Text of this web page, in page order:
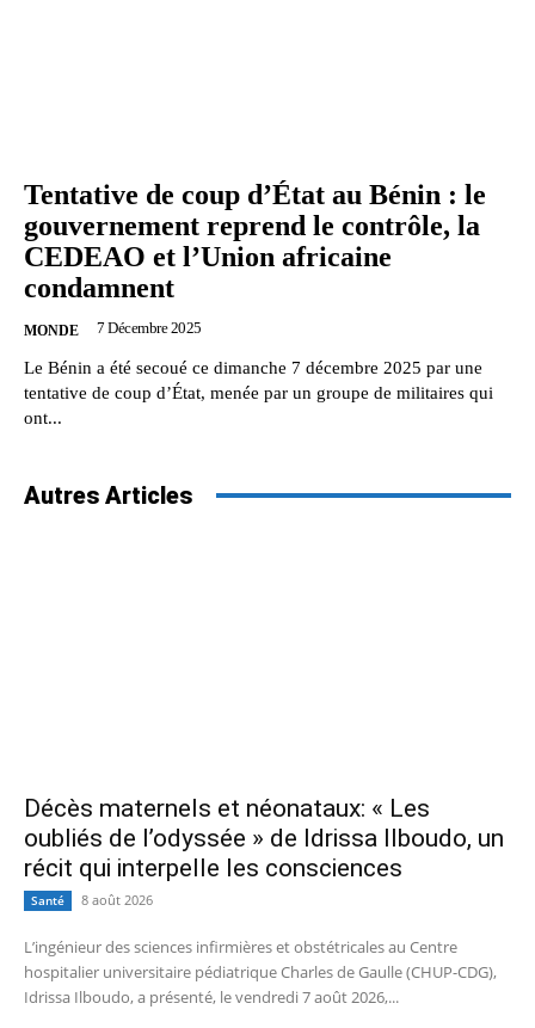
Tentative de coup d’État au Bénin : le
gouvernement reprend le contrôle, la
CEDEAO et l’Union africaine
condamnent
MONDE 7 Décembre 2025
Le Bénin a été secoué ce dimanche 7 décembre 2025 par une
tentative de coup d’État, menée par un groupe de militaires qui
ont...
Autres Articles
Décès maternels et néonataux: « Les
oubliés de l’odyssée » de Idrissa Ilboudo, un
récit qui interpelle les consciences
Santé 8 août 2026
L’ingénieur des sciences infirmières et obstétricales au Centre
hospitalier universitaire pédiatrique Charles de Gaulle (CHUP-CDG),
Idrissa Ilboudo, a présenté, le vendredi 7 août 2026,...